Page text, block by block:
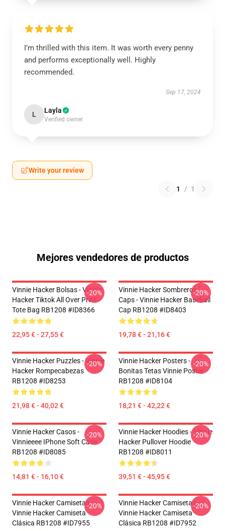
I’m thrilled with this item. It was worth every penny
and performs exceptionally well. Highly
recommended.
Sep 17, 2024
L Layla
Verified owner
Write your review
1 / 1
Mejores vendedores de productos
Vinnie Hacker Bolsas - Vinnie
Hacker Tiktok All Over Print
Tote Bag RB1208 #ID8366
22,95 € - 27,55 €
-20%
Vinnie Hacker Sombreros "
Caps - Vinnie Hacker Baseball
Cap RB1208 #ID8403
19,78 € - 21,16 €
-20%
Vinnie Hacker Puzzles - Vinnie
Hacker Rompecabezas
RB1208 #ID8253
21,98 € - 40,02 €
-20%
Vinnie Hacker Posters -
Bonitas Tetas Vinnie Poster
RB1208 #ID8104
18,21 € - 42,22 €
-20%
Vinnie Hacker Casos -
Vinnieeee IPhone Soft Case
RB1208 #ID8085
14,81 € - 16,10 €
-20%
Vinnie Hacker Hoodies - Vinnie
Hacker Pullover Hoodie
RB1208 #ID8011
39,51 € - 45,95 €
-20%
Vinnie Hacker Camisetas -
Vinnie Hacker Camiseta
Clásica RB1208 #ID7955
-20%
Vinnie Hacker Camisetas -
Vinnie Hacker Camiseta
Clásica RB1208 #ID7952
-20%